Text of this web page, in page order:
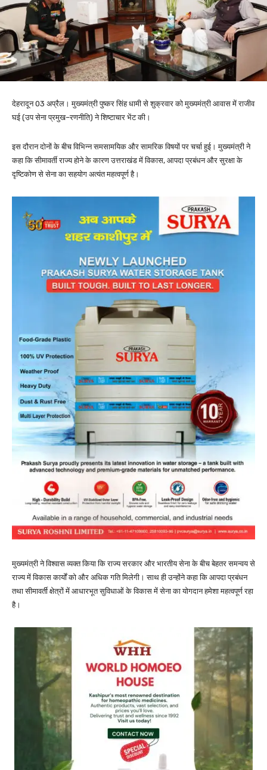
देहरादून 03 अप्रैल। मुख्यमंत्री पुष्कर सिंह धामी से शुक्रवार को मुख्यमंत्री आवास में राजीव
घई (उप सेना प्रमुख–रणनीति) ने शिष्टाचार भेंट की।
इस दौरान दोनों के बीच विभिन्न समसामयिक और सामरिक विषयों पर चर्चा हुई। मुख्यमंत्री ने
कहा कि सीमावर्ती राज्य होने के कारण उत्तराखंड में विकास, आपदा प्रबंधन और सुरक्षा के
दृष्टिकोण से सेना का सहयोग अत्यंत महत्वपूर्ण है।
मुख्यमंत्री ने विश्वास व्यक्त किया कि राज्य सरकार और भारतीय सेना के बीच बेहतर समन्वय से
राज्य में विकास कार्यों को और अधिक गति मिलेगी। साथ ही उन्होंने कहा कि आपदा प्रबंधन
तथा सीमावर्ती क्षेत्रों में आधारभूत सुविधाओं के विकास में सेना का योगदान हमेशा महत्वपूर्ण रहा
है।